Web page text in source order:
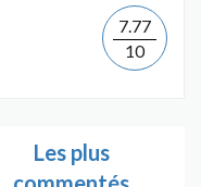
7.77
10
Les plus